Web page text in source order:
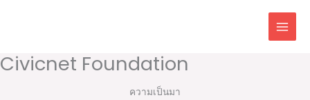
Civicnet Foundation
ความเป็นมา